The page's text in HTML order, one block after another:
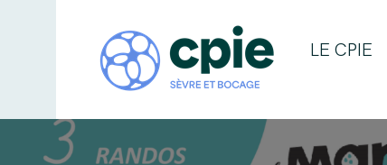
LE CPIE